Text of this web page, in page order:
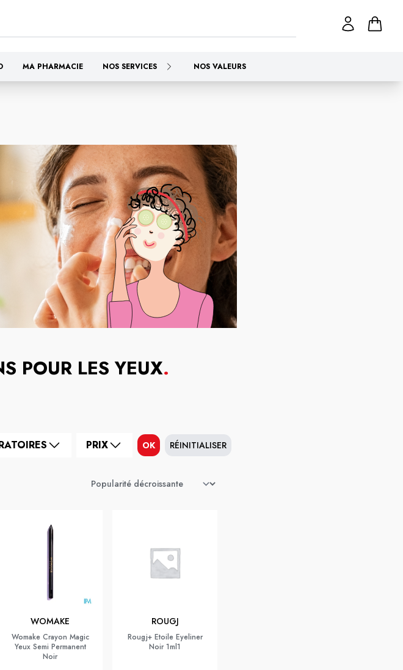
MA PHARMACIE NOS SERVICES NOS VALEURS
POUR LES YEUX.
PRIX OK RÉINITIALISER
WOMAKE
Womake Crayon Magic
Yeux Semi Permanent
Noir
ROUGJ
Rougj+ Etoile Eyeliner
Noir 1ml1